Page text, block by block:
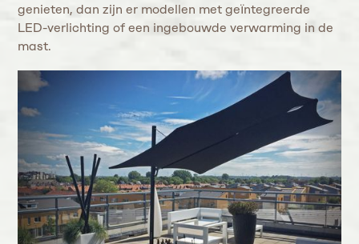
genieten, dan zijn er modellen met geïntegreerde
LED-verlichting of een ingebouwde verwarming in de
mast.